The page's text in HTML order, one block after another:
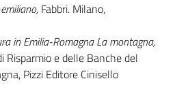
Fabbri. Milano,
in Emilia-Romagna La montagna,
Risparmio e delle Banche del
Pizzi Editore Cinisello